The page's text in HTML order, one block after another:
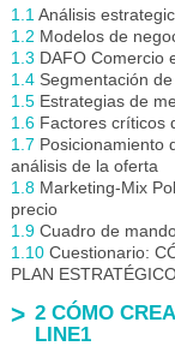
1.1 Análisis
1.2 Modelos de
1.3 DAFO Comercio
1.4Segmentación
1.5Estrategias de
1.6Factores críticos
1.7 Posicionamiento
análisis de la oferta
1.8Marketing-Mix
precio
1.9Cuadro de
1.10Cuestionario:
PLAN
2 CÓMO
LINE1